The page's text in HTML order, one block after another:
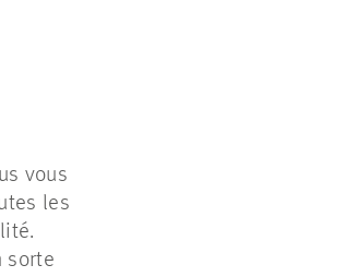
vous
les
sorte